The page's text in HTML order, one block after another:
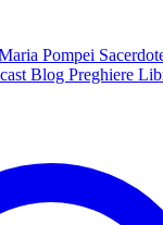
Pompei
Blog Preghiere